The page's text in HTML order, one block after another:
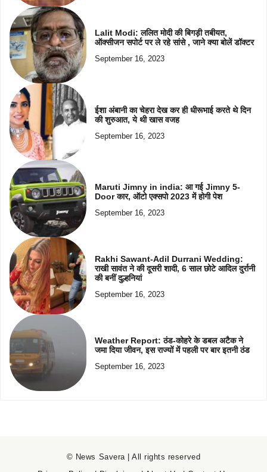
Lalit Modi: ललित मोदी की बिगड़ी तबीयत,
ऑक्सीजन सपोर्ट पर ले रहे सांसे , जाने क्या बोलें डॉक्टर
September 16, 2023
ईशा अंबानी का चेहरा देख कर ही धीरूभाई करते थे दिन
की शुरुआत, ये थी खास वजह
September 16, 2023
Maruti Jimny in india: आ गई Jimny 5-
Door कार, ऑटो एक्सपो 2023 में होगी पेश
September 16, 2023
Rakhi Sawant-Adil Durrani Wedding:
राखी सावंत ने की दूसरी शादी, 6 साल छोटे आदिल दुर्रानी
की बनीं दुल्हनियां
September 16, 2023
Weather Report: ठंड-कोहरे के डबल अटैक ने
जमा दिया जीवन, इस राज्यों में पहली पर बार इतनी ठंड
September 16, 2023
© News Savera | All rights reserved